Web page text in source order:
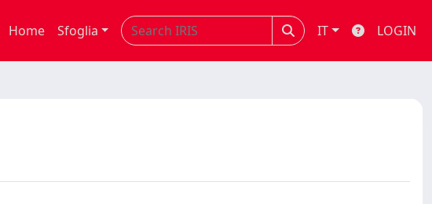
Home Sfoglia IT LOGIN